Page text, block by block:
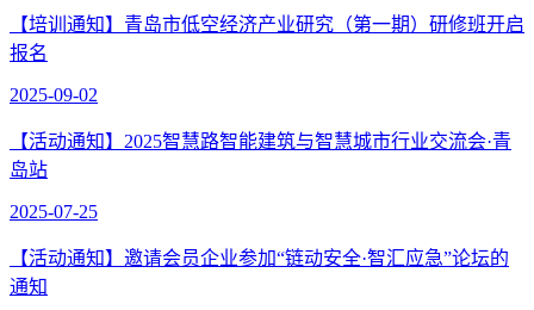
【培训通知】青岛市低空经济产业研究（第一期）研修班开启
报名
2025-09-02
【活动通知】2025智慧路智能建筑与智慧城市行业交流会·青
岛站
2025-07-25
【活动通知】邀请会员企业参加“链动安全·智汇应急”论坛的
通知